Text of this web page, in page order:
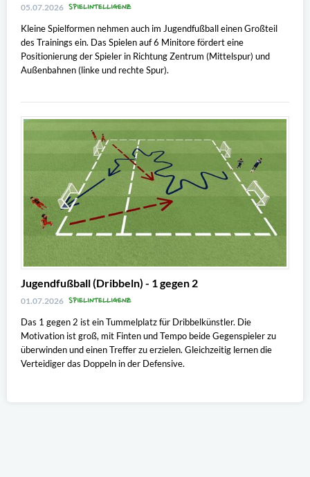
05.07.2026 SPIELINTELLIGENZ
Kleine Spielformen nehmen auch im Jugendfußball einen Großteil
des Trainings ein. Das Spielen auf 6 Minitore fördert eine
Positionierung der Spieler in Richtung Zentrum (Mittelspur) und
Außenbahnen (linke und rechte Spur).
Jugendfußball (Dribbeln) - 1 gegen 2
01.07.2026 SPIELINTELLIGENZ
Das 1 gegen 2 ist ein Tummelplatz für Dribbelkünstler. Die
Motivation ist groß, mit Finten und Tempo beide Gegenspieler zu
überwinden und einen Treffer zu erzielen. Gleichzeitig lernen die
Verteidiger das Doppeln in der Defensive.